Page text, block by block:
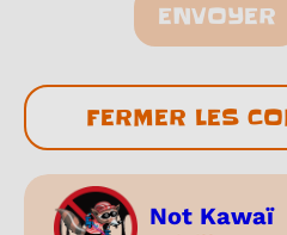
ENVOYER
FERMER LES
Not Kawaï